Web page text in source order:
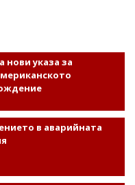
нови указа за
в аварийната